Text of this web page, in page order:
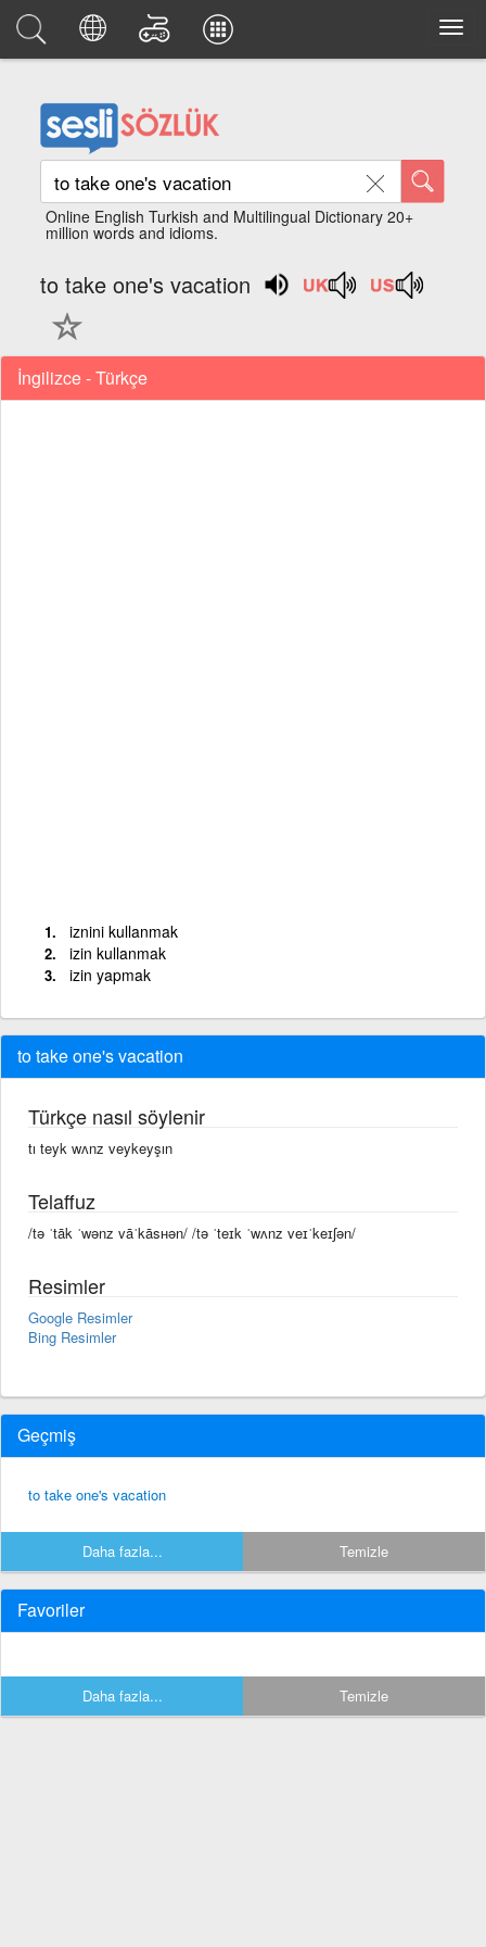
Online English Turkish and Multilingual Dictionary 20+
million words and idioms.
to take one's vacation
İngilizce - Türkçe
iznini kullanmak
izin kullanmak
izin yapmak
to take one's vacation
Türkçe nasıl söylenir
tı teyk wʌnz veykeyşın
Telaffuz
/tə ˈtāk ˈwənz vāˈkāsʜən/ /tə ˈteɪk ˈwʌnz veɪˈkeɪʃən/
Resimler
Google Resimler
Bing Resimler
Geçmiş
to take one's vacation
Daha fazla... Temizle
Favoriler
Daha fazla... Temizle